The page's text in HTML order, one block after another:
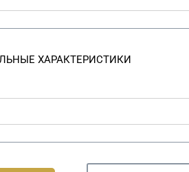
ХАРАКТЕРИСТИКИ